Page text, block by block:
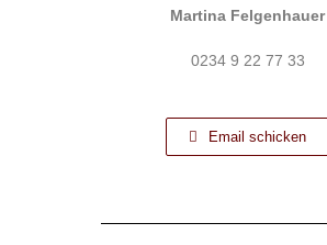
Martina Felgenhauer
0234 9 22 77 33
Email schicken